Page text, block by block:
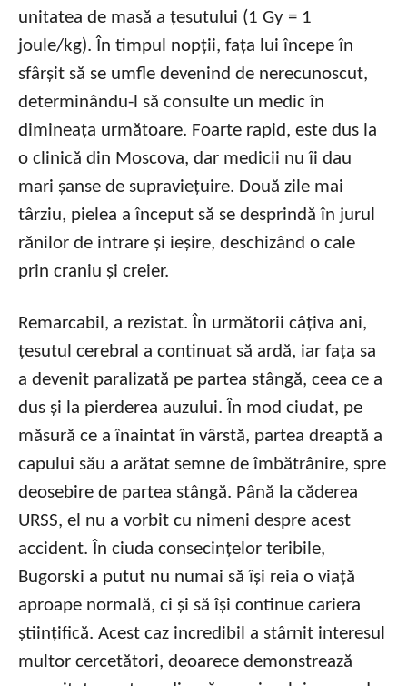
unitatea de masă a țesutului (1 Gy = 1
joule/kg). În timpul nopții, fața lui începe în
sfârșit să se umfle devenind de nerecunoscut,
determinându-l să consulte un medic în
dimineața următoare. Foarte rapid, este dus la
o clinică din Moscova, dar medicii nu îi dau
mari șanse de supraviețuire. Două zile mai
târziu, pielea a început să se desprindă în jurul
rănilor de intrare și ieșire, deschizând o cale
prin craniu și creier.
Remarcabil, a rezistat. În următorii câțiva ani,
țesutul cerebral a continuat să ardă, iar fața sa
a devenit paralizată pe partea stângă, ceea ce a
dus și la pierderea auzului. În mod ciudat, pe
măsură ce a înaintat în vârstă, partea dreaptă a
capului său a arătat semne de îmbătrânire, spre
deosebire de partea stângă. Până la căderea
URSS, el nu a vorbit cu nimeni despre acest
accident. În ciuda consecințelor teribile,
Bugorski a putut nu numai să își reia o viață
aproape normală, ci și să își continue cariera
științifică. Acest caz incredibil a stârnit interesul
multor cercetători, deoarece demonstrează